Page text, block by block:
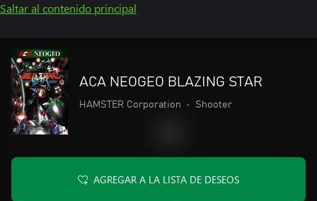
Saltar al contenido principal
ACA NEOGEO BLAZING STAR
HAMSTER Corporation • Shooter
AGREGAR A LA LISTA DE DESEOS